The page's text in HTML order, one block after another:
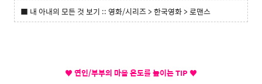
■ 내 아내의 모든 것 보기 :: 영화/시리즈 > 한국영화 > 로맨스
♥ 연인/부부의 마음 온도를 높이는 TIP ♥